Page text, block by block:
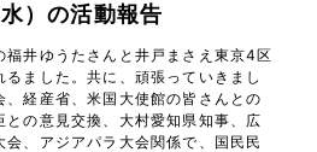
）の活動報告
福井ゆうたさんと井戸まさえ東京4区
ました。共に、頑張っていきまし
、経産省、米国大使館の皆さんとの
の意見交換、大村愛知県知事、広
、アジアパラ大会関係で、国民民